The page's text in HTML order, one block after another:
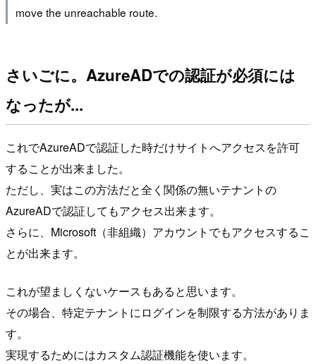
move the unreachable route.
さいごに。AzureADでの認証が必須には
なったが...
これでAzureADで認証した時だけサイトへアクセスを許可
することが出来ました。
ただし、実はこの方法だと全く関係の無いテナントの
AzureADで認証してもアクセス出来ます。
さらに、Microsoft（非組織）アカウントでもアクセスするこ
とが出来ます。
これが望ましくないケースもあると思います。
その場合、特定テナントにログインを制限する方法がありま
す。
実現するためにはカスタム認証機能を使います。